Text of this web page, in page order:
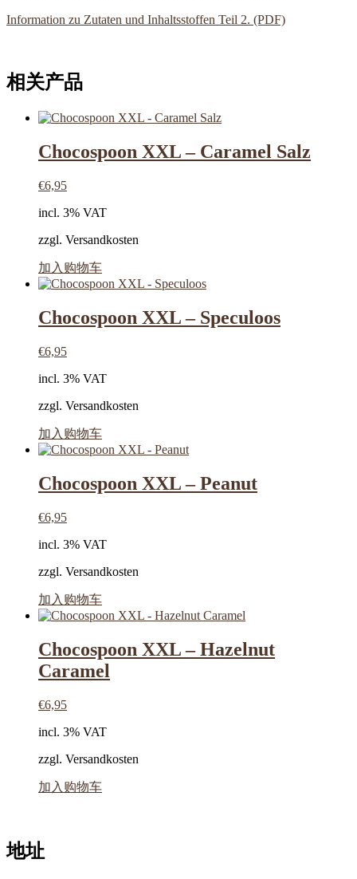
Information zu Zutaten und Inhaltsstoffen Teil 2. (PDF)
相关产品
Chocospoon XXL – Caramel Salz
€6,95
incl. 3% VAT
zzgl. Versandkosten
加入购物车
Chocospoon XXL – Speculoos
€6,95
incl. 3% VAT
zzgl. Versandkosten
加入购物车
Chocospoon XXL – Peanut
€6,95
incl. 3% VAT
zzgl. Versandkosten
加入购物车
Chocospoon XXL – Hazelnut
Caramel
€6,95
incl. 3% VAT
zzgl. Versandkosten
加入购物车
地址